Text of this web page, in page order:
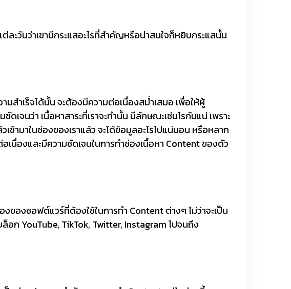
ะวันว่าเขามีกระแสอะไรที่สำคัญหรือน่าสนใจก็หยิบกระแสนั้น
สำเร็จได้นั้น จะต้องมีความต่อเนื่องสม่ำเสมอ เพื่อให้ผู้
จนว่า เนื้อหาสาระที่เราจะทำนั้น มีลักษณะเช่นไรกันแน่ เพราะ
ข้ามาในช่องของเราแล้ว จะได้ข้อมูลอะไรไปแน่นอน หรือหลาก
นื่องและมีความชัดเจนในการทำช่องเนื้อหา Content ของตัว
ของซอฟต์แวร์ที่ต้องใช้ในการทำ Content ต่างๆ ไม่ว่าจะเป็น
ก YouTube, TikTok, Twitter, Instagram ไปจนถึง